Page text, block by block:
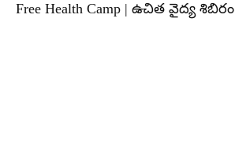
Free Health Camp | ఉచిత వైద్య శిబిరం